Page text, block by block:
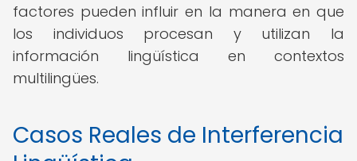
factores pueden influir en la manera en que
los individuos procesan y utilizan la
información lingüística en contextos
multilingües.
Casos Reales de Interferencia